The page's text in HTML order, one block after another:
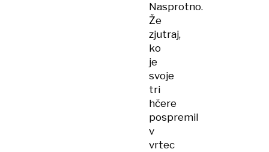
Nasprotno.
Že
zjutraj,
ko
je
svoje
tri
hčere
pospremil
v
vrtec